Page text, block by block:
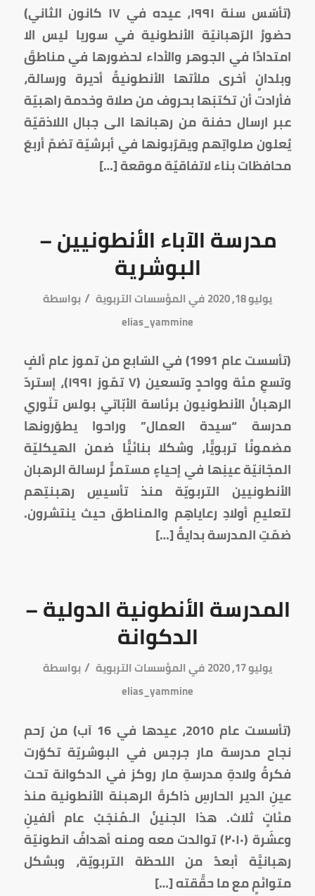
(تأسّس سنة ١٩٩١، عيده في ١٧ كانون الثاني)
حضورُ الرّهبانيّة الأنطونية في سوريا ليس الا
امتدادًا في الجوهر والأداء لحضورها في مناطقَ
وبلدانٍ أخرى ملأتها الأنطونيةُ أديرة ورسالة،
فأرادت أن تكتبَها بحروف من صلاة وخدمة راهبيّة
عبر ارسال حفنة من رهبانها الى جبال اللاذقيّة
يُعلون صلواتِهم ويقرّبونها في أبرشيّة تضمّ أربعَ
محافظات بناء لاتفاقيّة موقعة […]
مدرسة الآباء الأنطونيين –
البوشرية
يوليو 18, 2020 فيالمؤسسات التربوية /بواسطة
elias_yammine
(تأسست عام 1991) في السّابع من تموز عام ألفٍ
وتسعِ مئة وواحدٍ وتسعين (٧ تمّوز ١٩٩١)، إستردّ
الرهبانُ الأنطونيون برئاسة الأبّاتي بولس تنّوري
مدرسة “سيدة العمال” وراحوا يطوّرونها
مضمونًا تربويًّا، وشكلا بنائيًّا ضمن الهيكليّة
المجّانيّة عينِها في إحياءٍ مستمرٍّ لرسالة الرهبان
الأنطونيين التربويّة منذ تأسيسِ رهبنتِهم
لتعليمِ أولادِ رعاياهِم والمناطق حيث ينتشرون.
ضمّتِ المدرسة بدايةً […]
المدرسة الأنطونية الدولية –
الدكوانة
يوليو 17, 2020 فيالمؤسسات التربوية /بواسطة
elias_yammine
(تأسست عام 2010، عيدها في 16 آب) من رَحم
نجاح مدرسة مار جرجس في البوشريّة تكوّرت
فكرةُ ولادةِ مدرسةِ مار روكز في الدكوانة تحت
عينِ الدير الحارسِ ذاكرةَ الرهبنة الأنطونية منذ
مئاتٍ ثلاث. هذا الجنينُ الـمُنجَبُ عام ألفينِ
وعشَرة (٢٠١٠) توالدت معه ومنه أهدافٌ انطونيّة
رهبانيَّة أبعدُ من اللحظة التربويّة، وبشكل
متوائمٍ مع ما حقَّقته […]